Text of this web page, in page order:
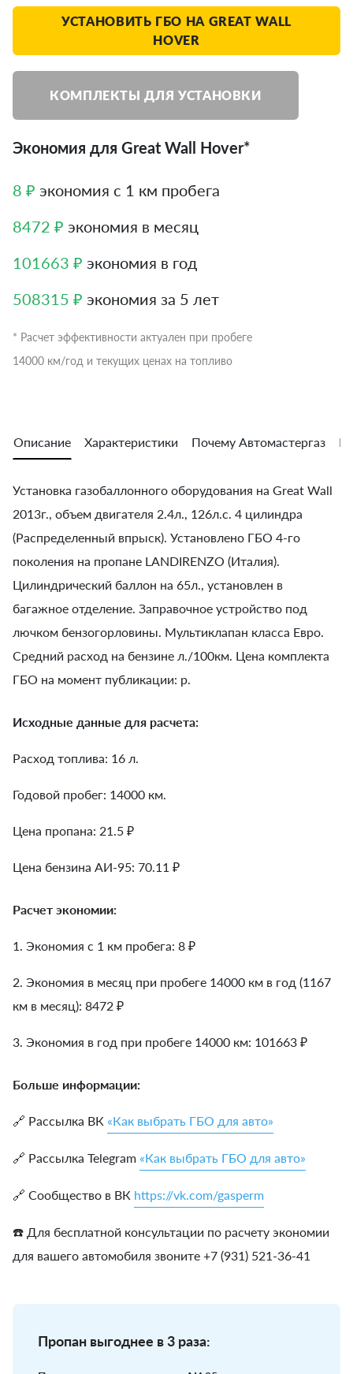
УСТАНОВИТЬ ГБО НА GREAT WALL
HOVER
КОМПЛЕКТЫ ДЛЯ УСТАНОВКИ
Экономия для Great Wall Hover*
8 ₽ экономия с 1 км пробега
8472 ₽ экономия в месяц
101663 ₽ экономия в год
508315 ₽ экономия за 5 лет
* Расчет эффективности актуален при пробеге
14000 км/год и текущих ценах на топливо
Описание Характеристики Почему Автомастергаз
Установка газобаллонного оборудования на Great Wall
2013г., объем двигателя 2.4л., 126л.с. 4 цилиндра
(Распределенный впрыск). Установлено ГБО 4-го
поколения на пропане LANDIRENZO (Италия).
Цилиндрический баллон на 65л., установлен в
багажное отделение. Заправочное устройство под
лючком бензогорловины. Мультиклапан класса Евро.
Средний расход на бензине л./100км. Цена комплекта
ГБО на момент публикации: р.
Исходные данные для расчета:
Расход топлива: 16 л.
Годовой пробег: 14000 км.
Цена пропана: 21.5 ₽
Цена бензина АИ-95: 70.11 ₽
Расчет экономии:
1. Экономия с 1 км пробега: 8 ₽
2. Экономия в месяц при пробеге 14000 км в год (1167
км в месяц): 8472 ₽
3. Экономия в год при пробеге 14000 км: 101663 ₽
Больше информации:
🔗 Рассылка ВК «Как выбрать ГБО для авто»
🔗 Рассылка Telegram «Как выбрать ГБО для авто»
🔗 Сообщество в ВК https://vk.com/gasperm
☎️ Для бесплатной консультации по расчету экономии
для вашего автомобиля звоните +7 (931) 521-36-41
Пропан выгоднее в 3 раза: